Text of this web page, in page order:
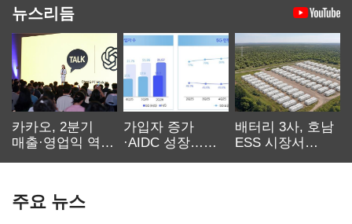
뉴스리듬
카카오, 2분기
매출·영업익 역대
가입자 증가
·AIDC 성장…
배터리 3사, 호남
ESS 시장서
주요 뉴스